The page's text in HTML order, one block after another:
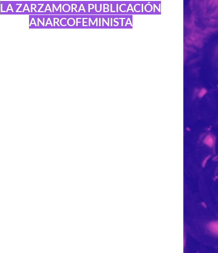
LA ZARZAMORA PUBLICACIÓN
ANARCOFEMINISTA